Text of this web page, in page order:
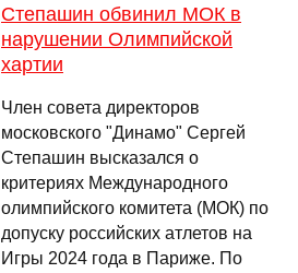
Степашин обвинил МОК в
нарушении Олимпийской
хартии
Член совета директоров
московского "Динамо" Сергей
Степашин высказался о
критериях Международного
олимпийского комитета (МОК) по
допуску российских атлетов на
Игры 2024 года в Париже. По